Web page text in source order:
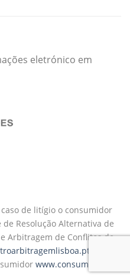
eletrónico em
caso de litígio o consumidor
Resolução Alternativa de
Arbitragem de Conflitos de
www.consumidor.pt